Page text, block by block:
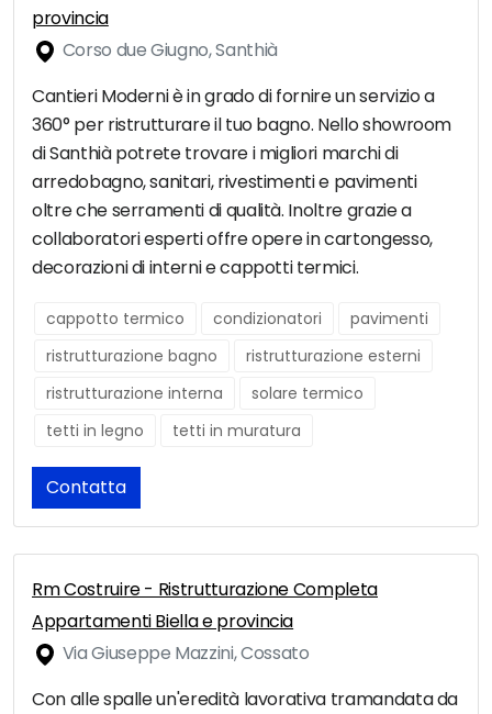
provincia
Corso due Giugno, Santhià
Cantieri Moderni è in grado di fornire un servizio a
360° per ristrutturare il tuo bagno. Nello showroom
di Santhià potrete trovare i migliori marchi di
arredobagno, sanitari, rivestimenti e pavimenti
oltre che serramenti di qualità. Inoltre grazie a
collaboratori esperti offre opere in cartongesso,
decorazioni di interni e cappotti termici.
cappotto termico condizionatori
pavimenti
ristrutturazione bagno
ristrutturazione esterni
ristrutturazione interna
solare termico
tetti in legno
tetti in muratura
Contatta
Rm Costruire - Ristrutturazione Completa
Appartamenti Biella e provincia
Via Giuseppe Mazzini, Cossato
Con alle spalle un'eredità lavorativa tramandata da